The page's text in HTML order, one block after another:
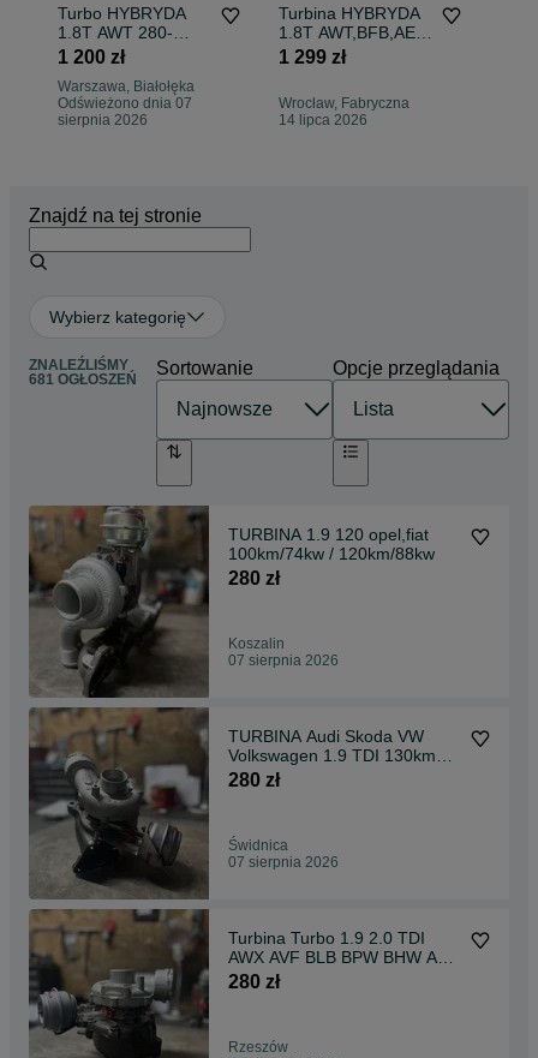
Turbo HYBRYDA
1.8T AWT 280-
320KM Audi VW .
1 200 zł
Warszawa, Białołęka
Odświeżono dnia 07
sierpnia 2026
Turbina HYBRYDA
1.8T AWT,BFB,AEB
– zwiększona
1 299 zł
Wrocław, Fabryczna
14 lipca 2026
Znajdź na tej stronie
Wybierz kategorię
ZNALEŹLIŚMY
681 OGŁOSZEŃ
Sortowanie Opcje przeglądania
TURBINA 1.9 120 opel,fiat
100km/74kw / 120km/88kw
280 zł
Koszalin
07 sierpnia 2026
TURBINA Audi Skoda VW
Volkswagen 1.9 TDI 130km
AWX AVF BGW BHW BLB
280 zł
Świdnica
07 sierpnia 2026
Turbina Turbo 1.9 2.0 TDI
AWX AVF BLB BPW BHW Audi
VW Skoda Seat
280 zł
Rzeszów